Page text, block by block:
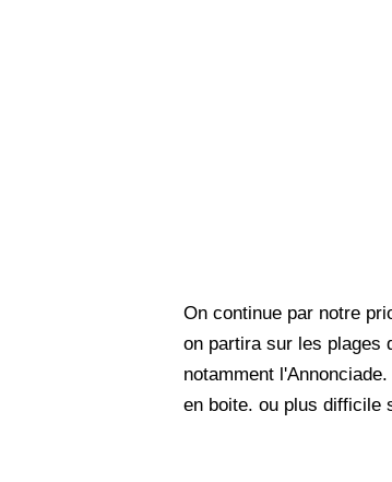
On continue par notre
on partira sur les plages
notamment
en boite. ou plus difficile